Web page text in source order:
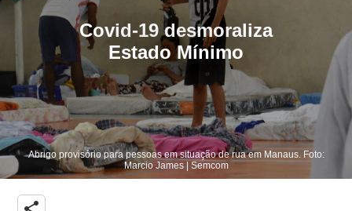
Covid-19 desmoraliza
Estado Mínimo
Abrigo provisório para pessoas em situação de rua em Manaus. Foto:
Marcio James | Semcom